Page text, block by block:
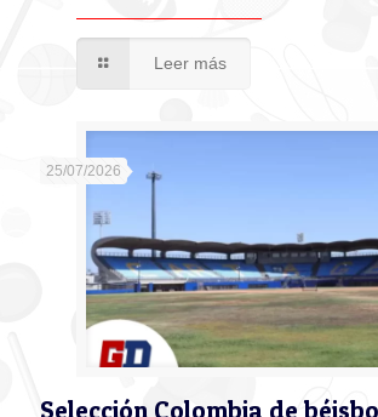
Leer más
25/07/2026
Selección Colombia de